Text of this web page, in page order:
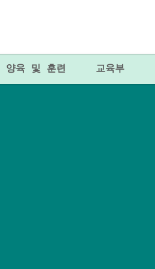
양육 및 훈련 교육부